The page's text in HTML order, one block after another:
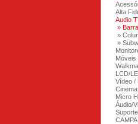
Alta
Audio
»
»
»
Móveis
LCD/
Vídeo /
Micro
Áudio/